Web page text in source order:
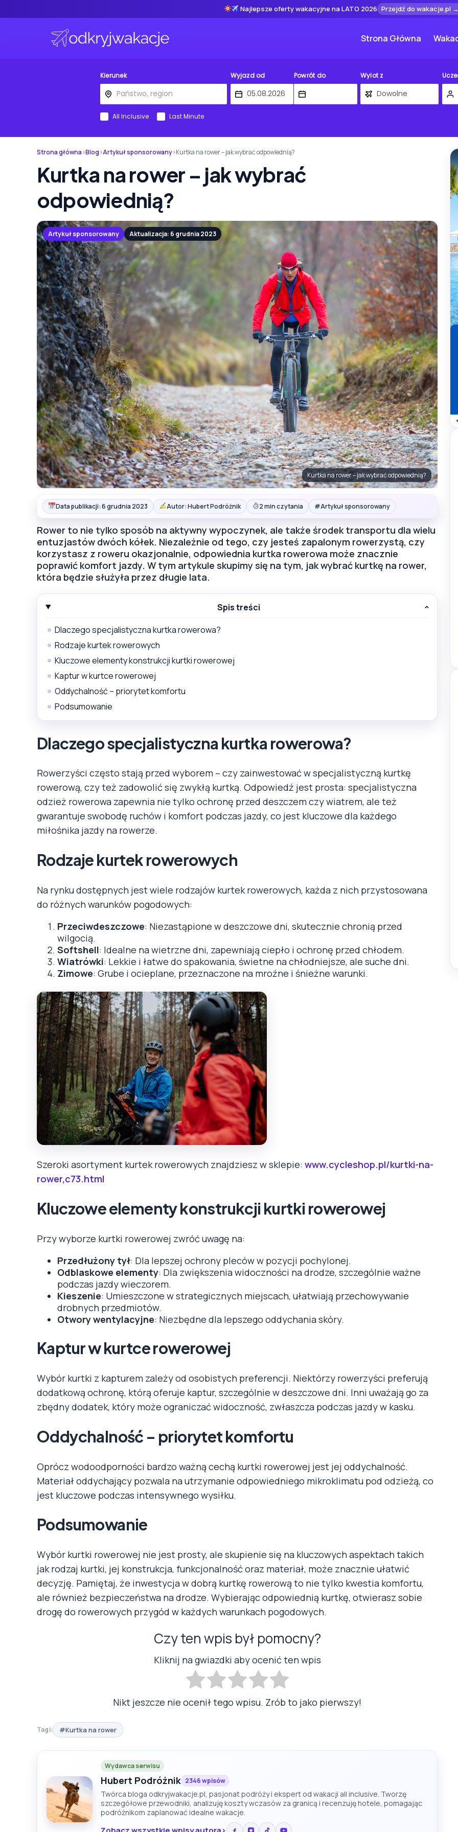
Najlepsze oferty wakacyjne na LATO 2026 Przejdź do wakacje.pl
Strona Główna
Kierunek Wyjazd od Powrót do Wylot z
All Inclusive Last Minute
Strona główna›Blog›Artykuł sponsorowany›Kurtka na rower – jak wybrać odpowiednią?
Kurtka na rower – jak wybrać
odpowiednią?
Artykuł sponsorowany Aktualizacja: 6 grudnia 2023
Kurtka na rower – jak wybrać odpowiednią?
Data publikacji: 6 grudnia 2023 Autor: Hubert Podróżnik 2 min czytania #Artykuł sponsorowany
Rower to nie tylko sposób na aktywny wypoczynek, ale także środek transportu dla wielu
entuzjastów dwóch kółek. Niezależnie od tego, czy jesteś zapalonym rowerzystą, czy
korzystasz z roweru okazjonalnie, odpowiednia kurtka rowerowa może znacznie
poprawić komfort jazdy. W tym artykule skupimy się na tym, jak wybrać kurtkę na rower,
która będzie służyła przez długie lata.
Spis treści
Dlaczego specjalistyczna kurtka rowerowa?
Rodzaje kurtek rowerowych
Kluczowe elementy konstrukcji kurtki rowerowej
Kaptur w kurtce rowerowej
Oddychalność – priorytet komfortu
Podsumowanie
Dlaczego specjalistyczna kurtka rowerowa?
Rowerzyści często stają przed wyborem – czy zainwestować w specjalistyczną kurtkę
rowerową, czy też zadowolić się zwykłą kurtką. Odpowiedź jest prosta: specjalistyczna
odzież rowerowa zapewnia nie tylko ochronę przed deszczem czy wiatrem, ale też
gwarantuje swobodę ruchów i komfort podczas jazdy, co jest kluczowe dla każdego
miłośnika jazdy na rowerze.
Rodzaje kurtek rowerowych
Na rynku dostępnych jest wiele rodzajów kurtek rowerowych, każda z nich przystosowana
do różnych warunków pogodowych:
Przeciwdeszczowe: Niezastąpione w deszczowe dni, skutecznie chronią przed
wilgocią.
Softshell: Idealne na wietrzne dni, zapewniają ciepło i ochronę przed chłodem.
Wiatrówki: Lekkie i łatwe do spakowania, świetne na chłodniejsze, ale suche dni.
Zimowe: Grube i ocieplane, przeznaczone na mroźne i śnieżne warunki.
Szeroki asortyment kurtek rowerowych znajdziesz w sklepie: www.cycleshop.pl/kurtki-na-
rower,c73.html
Kluczowe elementy konstrukcji kurtki rowerowej
Przy wyborze kurtki rowerowej zwróć uwagę na:
Przedłużony tył: Dla lepszej ochrony pleców w pozycji pochylonej.
Odblaskowe elementy: Dla zwiększenia widoczności na drodze, szczególnie ważne
podczas jazdy wieczorem.
Kieszenie: Umieszczone w strategicznych miejscach, ułatwiają przechowywanie
drobnych przedmiotów.
Otwory wentylacyjne: Niezbędne dla lepszego oddychania skóry.
Kaptur w kurtce rowerowej
Wybór kurtki z kapturem zależy od osobistych preferencji. Niektórzy rowerzyści preferują
dodatkową ochronę, którą oferuje kaptur, szczególnie w deszczowe dni. Inni uważają go za
zbędny dodatek, który może ograniczać widoczność, zwłaszcza podczas jazdy w kasku.
Oddychalność – priorytet komfortu
Oprócz wodoodporności bardzo ważną cechą kurtki rowerowej jest jej oddychalność.
Materiał oddychający pozwala na utrzymanie odpowiedniego mikroklimatu pod odzieżą, co
jest kluczowe podczas intensywnego wysiłku.
Podsumowanie
Wybór kurtki rowerowej nie jest prosty, ale skupienie się na kluczowych aspektach takich
jak rodzaj kurtki, jej konstrukcja, funkcjonalność oraz materiał, może znacznie ułatwić
decyzję. Pamiętaj, że inwestycja w dobrą kurtkę rowerową to nie tylko kwestia komfortu,
ale również bezpieczeństwa na drodze. Wybierając odpowiednią kurtkę, otwierasz sobie
drogę do rowerowych przygód w każdych warunkach pogodowych.
Czy ten wpis był pomocny?
Kliknij na gwiazdki aby ocenić ten wpis
Nikt jeszcze nie ocenił tego wpisu. Zrób to jako pierwszy!
Tagi: #Kurtka na rower
Wydawca serwisu
Hubert Podróżnik 2346 wpisów
Twórca bloga odkryjwakacje.pl, pasjonat podróży i ekspert od wakacji all inclusive. Tworzę
szczegółowe przewodniki, analizuję koszty wczasów za granicą i recenzuję hotele, pomagając
podróżnikom zaplanować idealne wakacje.